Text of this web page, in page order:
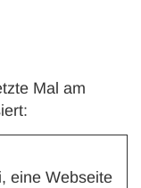
Mal am
eine Webseite